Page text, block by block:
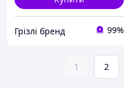
Грізлі бренд 99%
1 2